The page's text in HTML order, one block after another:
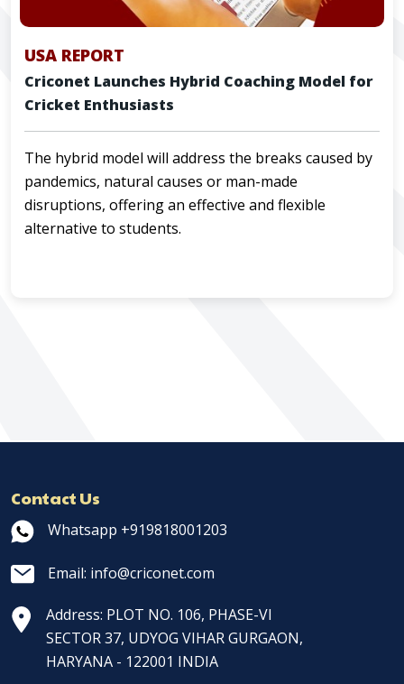
USA REPORT
Criconet Launches Hybrid Coaching Model for
Cricket Enthusiasts
The hybrid model will address the breaks caused by
pandemics, natural causes or man-made
disruptions, offering an effective and flexible
alternative to students.
Contact Us
Whatsapp +919818001203
Email: info@criconet.com
Address: PLOT NO. 106, PHASE-VI
SECTOR 37, UDYOG VIHAR GURGAON,
HARYANA - 122001 INDIA